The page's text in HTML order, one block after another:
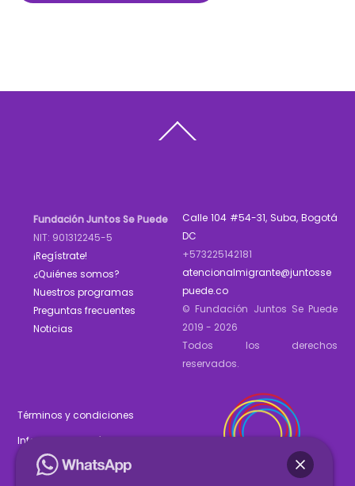
To
Fundación Juntos Se Puede
NIT: 901312245-5
¡Regístrate!
¿Quiénes somos?
Nuestros programas
Preguntas frecuentes
Noticias
Calle 104 #54-31, Suba, Bogotá
DC
+573225142181
atencionalmigrante@juntosse
puede.co
© Fundación Juntos Se Puede
2019 - 2026
Todos los derechos
reservados.
Términos y condiciones
Informe de gestión 2025
Estados financieros 2025